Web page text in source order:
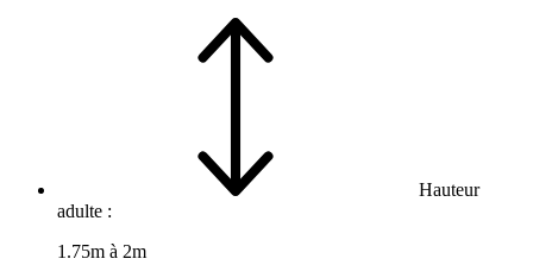
Hauteur
adulte :
1.75m à 2m